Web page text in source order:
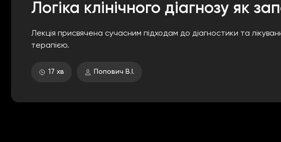
Логіка клінічного діагнозу як
Лекція присвячена сучасним підходам до діагностики та
терапією.
17 хв Попович В.І.